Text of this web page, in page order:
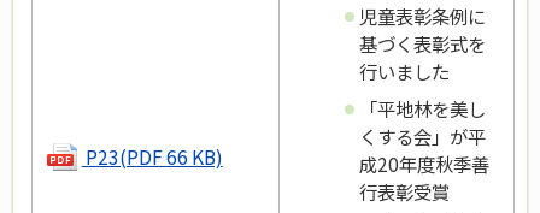
P23(PDF 66 KB)
児童表彰条例に
基づく表彰式を
行いました
「平地林を美し
くする会」が平
成20年度秋季善
行表彰受賞